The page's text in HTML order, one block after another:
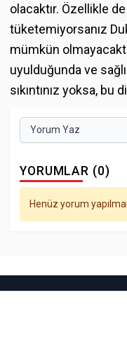
olacaktır. Özellikle
tüketemiyorsanız
mümkün
uyulduğunda ve
sıkıntınız yoksa, bu
Yorum Yaz
YORUMLAR (0)
Henüz yorum